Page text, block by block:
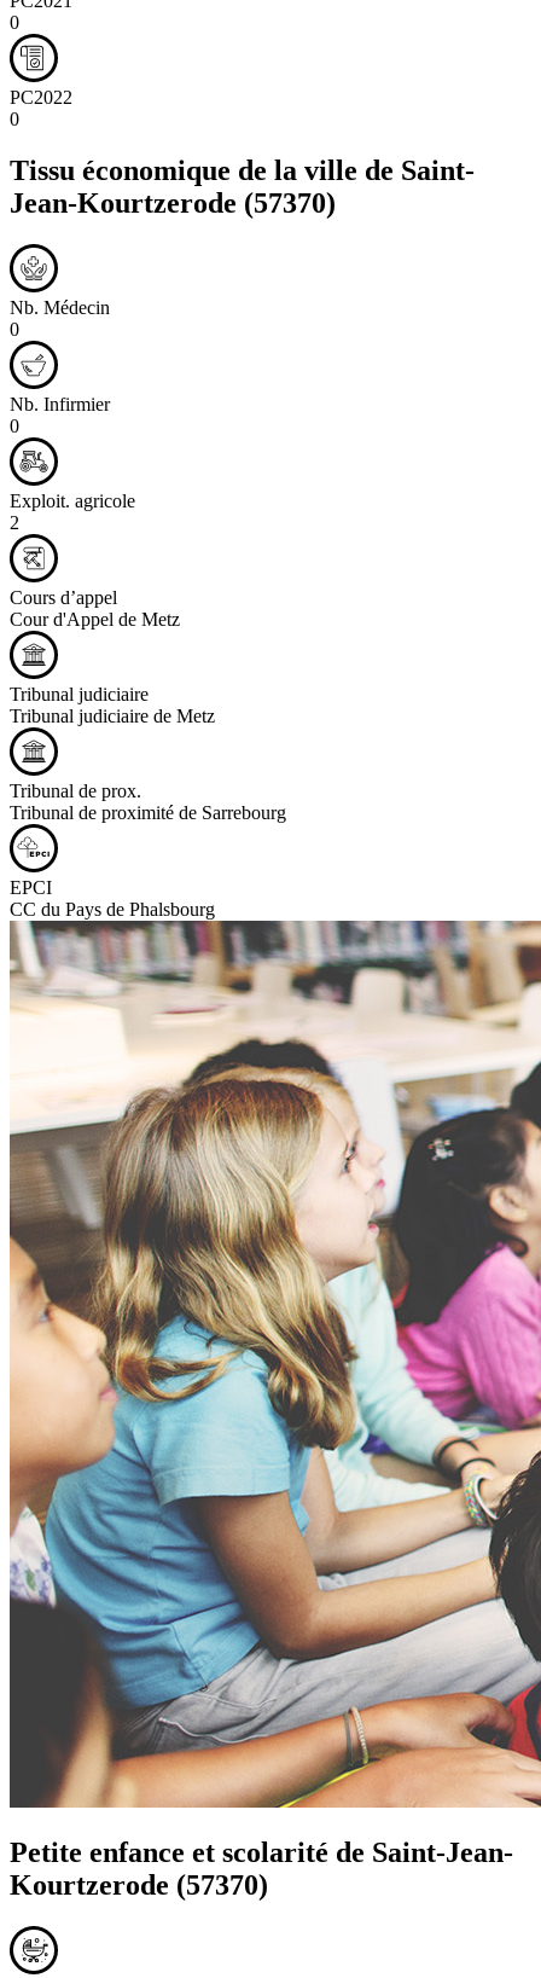
0
PC2022
0
Tissu économique de la ville de Saint-
Jean-Kourtzerode (57370)
Nb. Médecin
0
Nb. Infirmier
0
Exploit. agricole
2
Cours d’appel
Cour d'Appel de Metz
Tribunal judiciaire
Tribunal judiciaire de Metz
Tribunal de prox.
Tribunal de proximité de Sarrebourg
EPCI
CC du Pays de Phalsbourg
Petite enfance et scolarité de Saint-Jean-
Kourtzerode (57370)